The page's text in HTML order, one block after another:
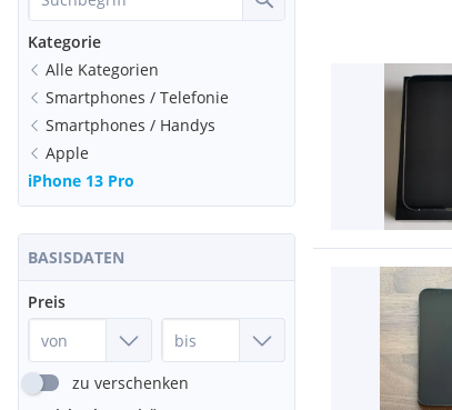
Kategorie
Alle Kategorien
Smartphones / Telefonie
Smartphones / Handys
Apple
iPhone 13 Pro
BASISDATEN
Preis
zu verschenken